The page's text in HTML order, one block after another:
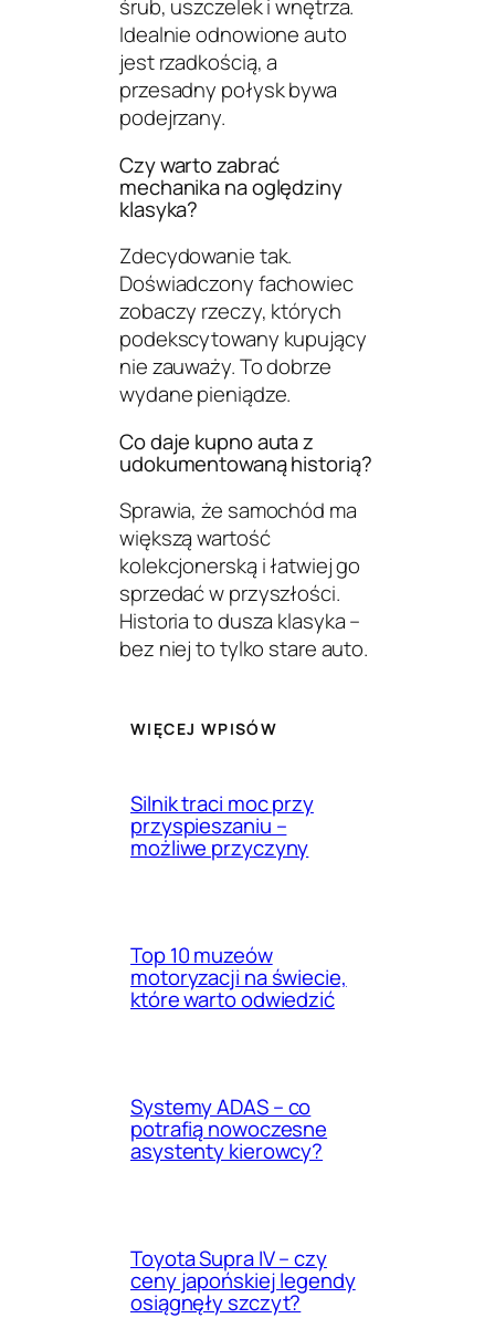
śrub, uszczelek i wnętrza.
Idealnie odnowione auto
jest rzadkością, a
przesadny połysk bywa
podejrzany.
Czy warto zabrać
mechanika na oględziny
klasyka?
Zdecydowanie tak.
Doświadczony fachowiec
zobaczy rzeczy, których
podekscytowany kupujący
nie zauważy. To dobrze
wydane pieniądze.
Co daje kupno auta z
udokumentowaną historią?
Sprawia, że samochód ma
większą wartość
kolekcjonerską i łatwiej go
sprzedać w przyszłości.
Historia to dusza klasyka –
bez niej to tylko stare auto.
WIĘCEJ WPISÓW
Silnik traci moc przy
przyspieszaniu –
możliwe przyczyny
Top 10 muzeów
motoryzacji na świecie,
które warto odwiedzić
Systemy ADAS – co
potrafią nowoczesne
asystenty kierowcy?
Toyota Supra IV – czy
ceny japońskiej legendy
osiągnęły szczyt?